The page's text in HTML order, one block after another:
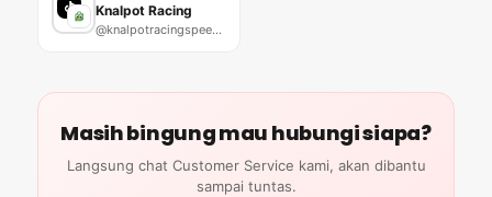
Knalpot Racing
@knalpotracingspeedshop01
Masih bingung mau hubungi siapa?
Langsung chat Customer Service kami, akan dibantu
sampai tuntas.